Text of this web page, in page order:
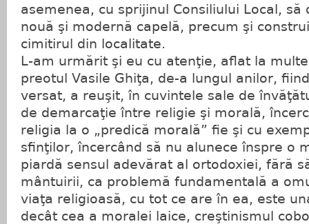
asemenea, cu sprijinul Consiliului Local, să
nouă şi modernă capelă, precum şi
cimitirul din localitate.
L-am urmărit şi eu cu atenţie, aflat la
preotul Vasile Ghiţa, de-a lungul anilor,
versat, a reuşit, în cuvintele sale de
de demarcaţie între religie şi morală,
religia la o „predică morală” fie şi cu
sfinţilor, încercând să nu alunece înspre o
piardă sensul adevărat al ortodoxiei, fără
mântuirii, ca problemă fundamentală a
viaţa religioasă, cu tot ce are în ea, este
decât cea a moralei laice, creştinismul